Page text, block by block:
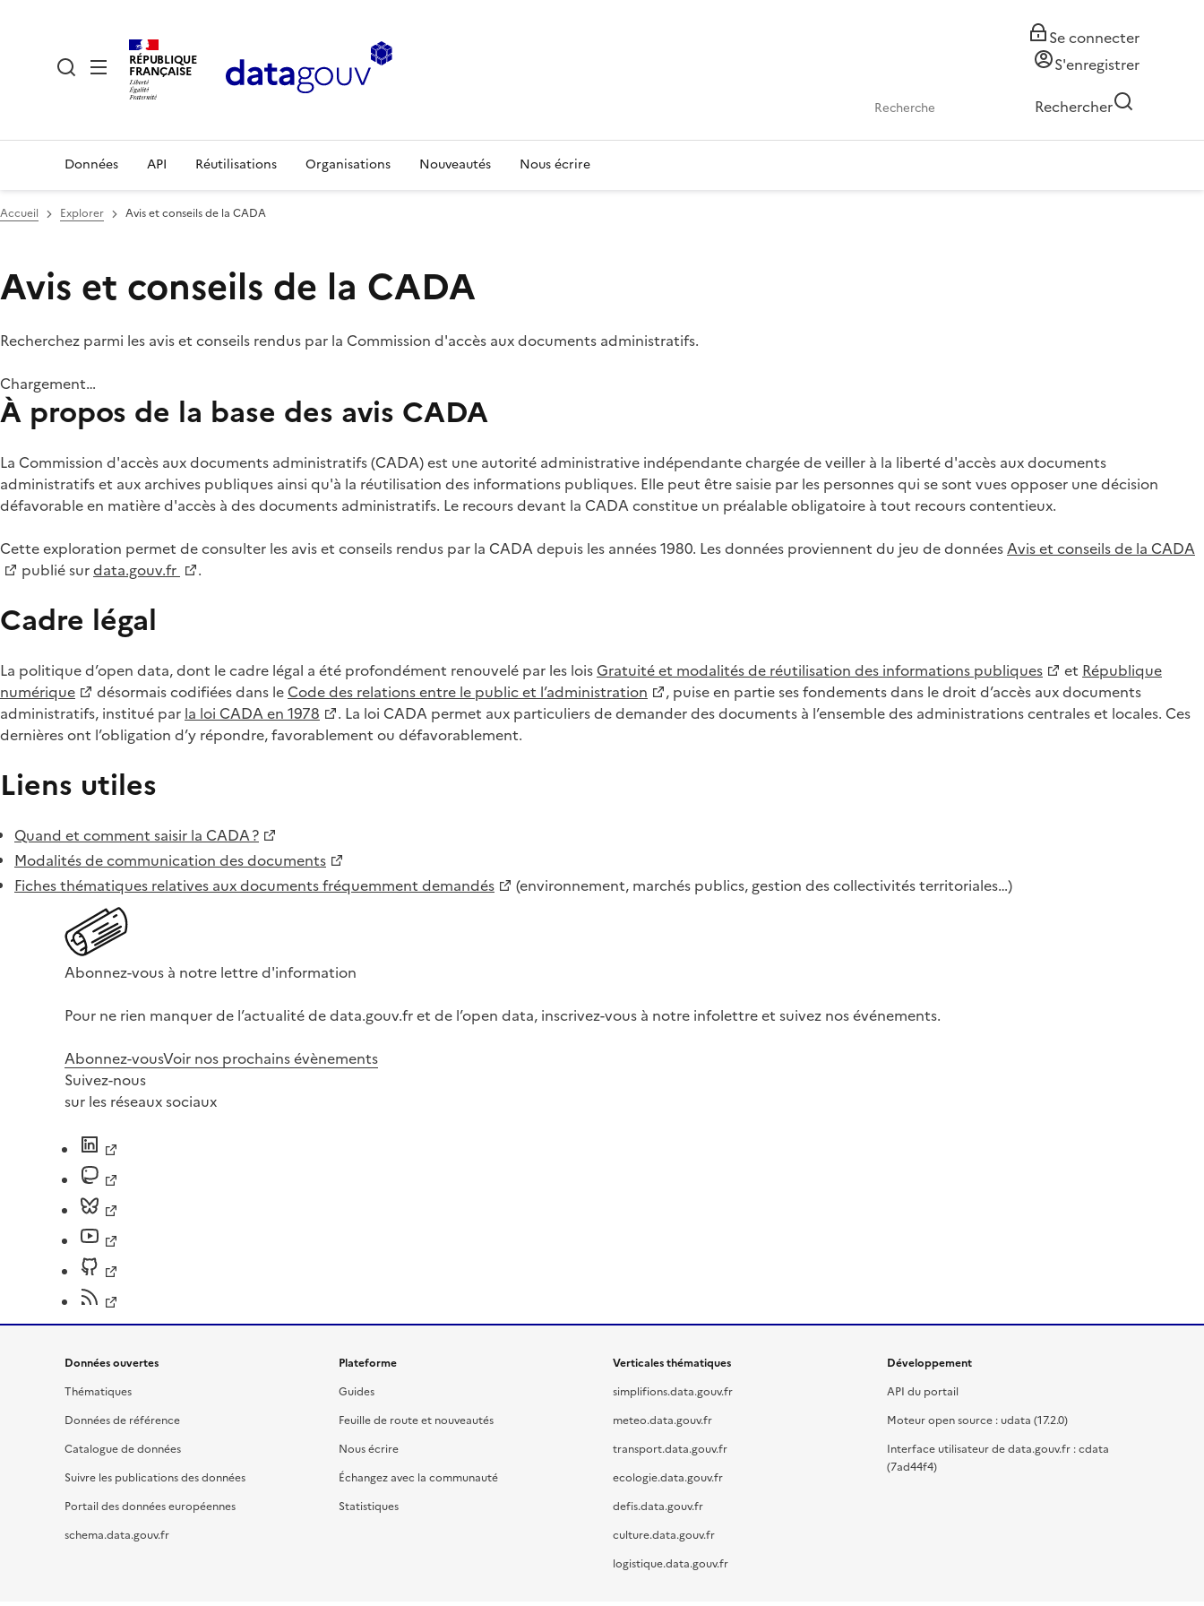
RÉPUBLIQUE
FRANÇAISE
Se connecter
S'enregistrer
Rechercher
Données API Réutilisations Organisations Nouveautés Nous écrire
Accueil Explorer Avis et conseils de la CADA
Avis et conseils de la CADA
Recherchez parmi les avis et conseils rendus par la Commission d'accès aux documents administratifs.
Chargement…
À propos de la base des avis CADA
La Commission d'accès aux documents administratifs (CADA) est une autorité administrative indépendante chargée de veiller à la liberté d'accès aux documents
administratifs et aux archives publiques ainsi qu'à la réutilisation des informations publiques. Elle peut être saisie par les personnes qui se sont vues opposer une décision
défavorable en matière d'accès à des documents administratifs. Le recours devant la CADA constitue un préalable obligatoire à tout recours contentieux.
Cette exploration permet de consulter les avis et conseils rendus par la CADA depuis les années 1980. Les données proviennent du jeu de donnéesAvis et conseils de la CADA
publié surdata.gouv.fr .
Cadre légal
La politique d’open data, dont le cadre légal a été profondément renouvelé par les loisGratuité et modalités de réutilisation des informations publiques et République
numérique
désormais codifiées dans le Code des relations entre le public et l’administration
, puise en partie ses fondements dans le droit d’accès aux documents
administratifs, institué par la loi CADA en 1978
. La loi CADA permet aux particuliers de demander des documents à l’ensemble des administrations centrales et locales. Ces
dernières ont l’obligation d’y répondre, favorablement ou défavorablement.
Liens utiles
Quand et comment saisir la CADA ?
Modalités de communication des documents
Fiches thématiques relatives aux documents fréquemment demandés
(environnement, marchés publics, gestion des collectivités territoriales…)
Abonnez-vous à notre lettre d'information
Pour ne rien manquer de l’actualité de data.gouv.fr et de l’open data, inscrivez-vous à notre infolettre et suivez nos événements.
Abonnez-vousVoir nos prochains évènements
Suivez-nous
sur les réseaux sociaux
Données ouvertes
Thématiques
Données de référence
Catalogue de données
Suivre les publications des données
Portail des données européennes
schema.data.gouv.fr
Plateforme
Guides
Feuille de route et nouveautés
Nous écrire
Échangez avec la communauté
Statistiques
Verticales thématiques
simplifions.data.gouv.fr
meteo.data.gouv.fr
transport.data.gouv.fr
ecologie.data.gouv.fr
defis.data.gouv.fr
culture.data.gouv.fr
logistique.data.gouv.fr
Développement
API du portail
Moteur open source : udata (17.2.0)
Interface utilisateur de data.gouv.fr : cdata
(7ad44f4)